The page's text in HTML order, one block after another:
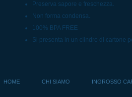
Preserva sapore e freschezza.
Non forma condensa.
100% BPA FREE
Si presenta in un clindro di cartone
HOME CHI SIAMO INGROSSO